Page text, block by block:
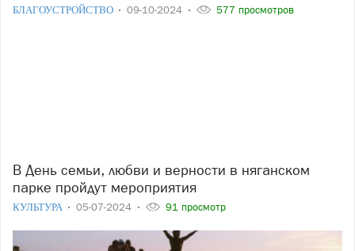
БЛАГОУСТРОЙСТВО 09-10-2024 577 просмотров
В День семьи, любви и верности в няганском
парке пройдут мероприятия
КУЛЬТУРА 05-07-2024 91 просмотр